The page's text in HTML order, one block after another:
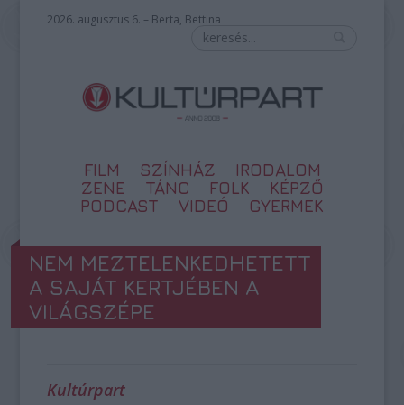
2026. augusztus 6. – Berta, Bettina
FILM SZÍNHÁZ
IRODALOM
ZENE
TÁNC FOLK
KÉPZŐ
PODCAST
VIDEÓ GYERMEK
NEM MEZTELENKEDHETETT
A SAJÁT KERTJÉBEN A
VILÁGSZÉPE
Kultúrpart